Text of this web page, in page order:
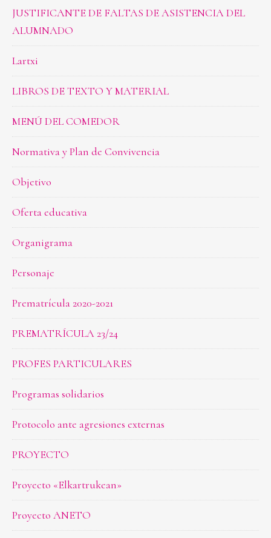
JUSTIFICANTE DE FALTAS DE ASISTENCIA DEL
ALUMNADO
Lartxi
LIBROS DE TEXTO Y MATERIAL
MENÚ DEL COMEDOR
Normativa y Plan de Convivencia
Objetivo
Oferta educativa
Organigrama
Personaje
Prematrícula 2020-2021
PREMATRÍCULA 23/24
PROFES PARTICULARES
Programas solidarios
Protocolo ante agresiones externas
PROYECTO
Proyecto «Elkartrukean»
Proyecto ANETO